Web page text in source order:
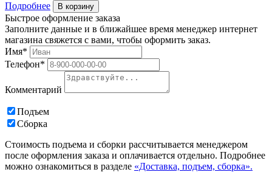
Подробнее В корзину
Быстрое оформление заказа
Заполните данные и в ближайшее время менеджер интернет
магазина свяжется с вами, чтобы оформить заказ.
Имя*
Телефон*
Комментарий
Подъем
Сборка
Стоимость подъема и сборки рассчитывается менеджером
после оформления заказа и оплачивается отдельно. Подробнее
можно ознакомиться в разделе «Доставка, подъем, сборка».